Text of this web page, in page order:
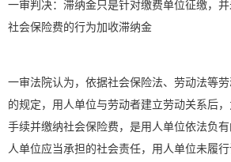
一审判决：滞纳金只是针对缴费单位征缴，
社会保险费的行为加收滞纳金
一审法院认为，依据社会保险法、劳动法等
的规定，用人单位与劳动者建立劳动关系后
手续并缴纳社会保险费，是用人单位依法负
人单位应当承担的社会责任，用人单位未履